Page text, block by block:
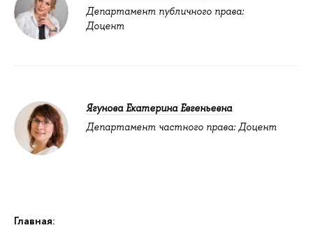
Главная:
Департамент публичного права:
Доцент
Ягунова Екатерина Евгеньевна
Департамент частного права: Доцент